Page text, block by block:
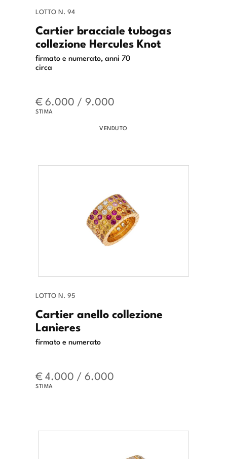
LOTTO N. 94
Cartier bracciale tubogas
collezione Hercules Knot
firmato e numerato, anni 70
circa
€ 6.000 / 9.000
STIMA
VENDUTO
LOTTO N. 95
Cartier anello collezione
Lanieres
firmato e numerato
€ 4.000 / 6.000
STIMA